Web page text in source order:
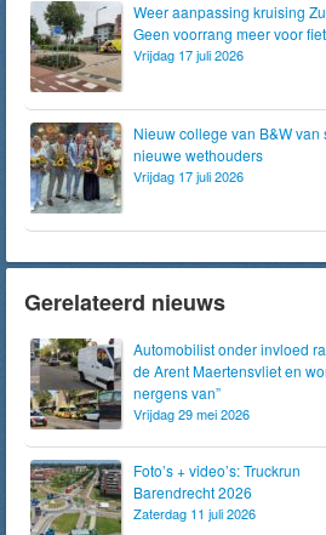
Weer aanpassing kruising
Geen voorrang meer voor
Vrijdag 17 juli 2026
Nieuw college van B&W van
nieuwe wethouders
Vrijdag 17 juli 2026
Gerelateerd nieuws
Automobilist onder invloed
de Arent Maertensvliet en
nergens van”
Vrijdag 29 mei 2026
Foto’s + video’s: Truckrun
Barendrecht 2026
Zaterdag 11 juli 2026